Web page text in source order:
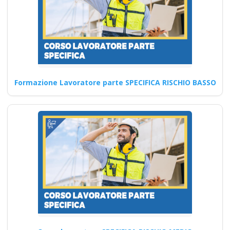
Continua
Corso RLS 2025: Le
Misure Preventive
per Ridurre gli
Infortuni sul Lavoro
Corsi Teorico-Pratici sulla
Sicurezza e Salute sul Lavoro
Corso di sicurezza sul…
Continua
Formazione Lavoratore parte SPECIFICA RISCHIO BASSO